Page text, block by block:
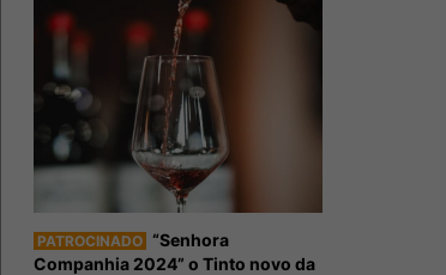
PATROCINADO “Senhora
Companhia 2024” o Tinto novo da